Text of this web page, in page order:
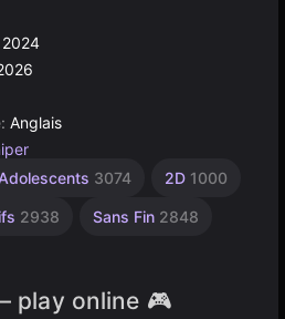
Anglais
3074 2D 1000
2938 Sans Fin 2848
play online 🎮